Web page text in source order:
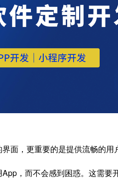
面，更重要的是提供流畅的
，而不会感到困惑。这需要